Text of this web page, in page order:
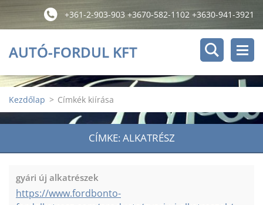
+361-2-903-903 +3670-582-1102 +3630-941-3921
AUTÓ-FORDUL KFT
Kezdőlap > Címkék kiírása
CÍMKE: ALKATRÉSZ
gyári új alkatrészek
https://www.fordbonto-